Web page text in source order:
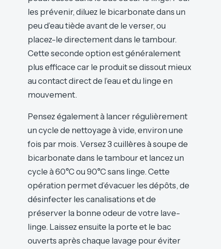
les prévenir, diluez le bicarbonate dans un
peu d’eau tiède avant de le verser, ou
placez-le directement dans le tambour.
Cette seconde option est généralement
plus efficace car le produit se dissout mieux
au contact direct de l’eau et du linge en
mouvement.
Pensez également à lancer régulièrement
un cycle de nettoyage à vide, environ une
fois par mois. Versez 3 cuillères à soupe de
bicarbonate dans le tambour et lancez un
cycle à 60°C ou 90°C sans linge. Cette
opération permet d’évacuer les dépôts, de
désinfecter les canalisations et de
préserver la bonne odeur de votre lave-
linge. Laissez ensuite la porte et le bac
ouverts après chaque lavage pour éviter